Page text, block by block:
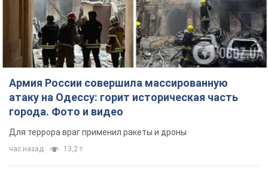
Для террора враг применил ракеты и дроны
час назад 13,2 т.
Россия сосредоточила у Москвы три кольца
ПВО: Зеленский пообещал "находить
технологии" противодействия
Президент заявил, что даже усовершенствованная система
украинских ударов
10 часов назад 86,3 т.